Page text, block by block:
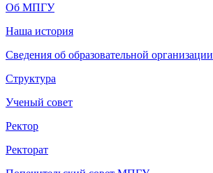
Об МПГУ
Наша история
Сведения об образовательной организации
Структура
Ученый совет
Ректор
Ректорат